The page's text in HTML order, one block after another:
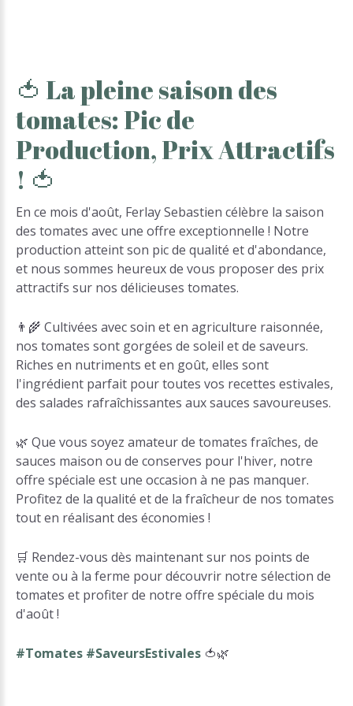
🍅 Lapleinesaisondes
tomates: Picde
Production,PrixAttractifs
! 🍅
En ce mois d'août, Ferlay Sebastien célèbre la saison
des tomates avec une offre exceptionnelle ! Notre
production atteint son pic de qualité et d'abondance,
et nous sommes heureux de vous proposer des prix
attractifs sur nos délicieuses tomates.
👨‍🌾 Cultivées avec soin et en agriculture raisonnée,
nos tomates sont gorgées de soleil et de saveurs.
Riches en nutriments et en goût, elles sont
l'ingrédient parfait pour toutes vos recettes estivales,
des salades rafraîchissantes aux sauces savoureuses.
🌿 Que vous soyez amateur de tomates fraîches, de
sauces maison ou de conserves pour l'hiver, notre
offre spéciale est une occasion à ne pas manquer.
Profitez de la qualité et de la fraîcheur de nos tomates
tout en réalisant des économies !
🛒 Rendez-vous dès maintenant sur nos points de
vente ou à la ferme pour découvrir notre sélection de
tomates et profiter de notre offre spéciale du mois
d'août !
#Tomates #SaveursEstivales 🍅🌿